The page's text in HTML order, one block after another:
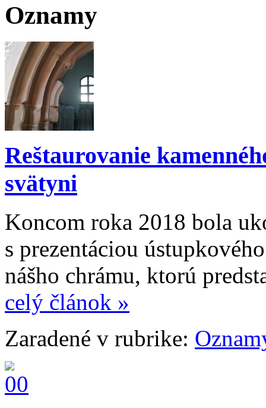
Oznamy
Reštaurovanie
svätyni
Koncom roka 2018 bola
s prezentáciou
nášho chrámu, ktorú
celý článok »
Zaradené v rubrike: